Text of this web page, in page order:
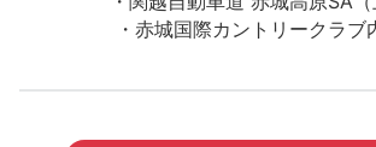
・赤城国際カントリークラブ